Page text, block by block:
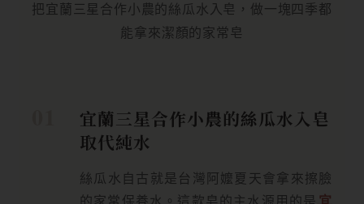
把宜蘭三星合作小農的絲瓜水入皂，做一塊四季都
能拿來潔顏的家常皂
宜蘭三星合作小農的絲瓜水入皂
取代純水
絲瓜水自古就是台灣阿嬤夏天會拿來擦臉
的家常保養水。這款皂的主水源用的是 宜